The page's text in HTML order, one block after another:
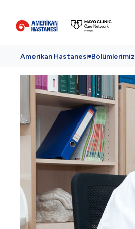
Amerikan Hastanesi Bölümlerimiz